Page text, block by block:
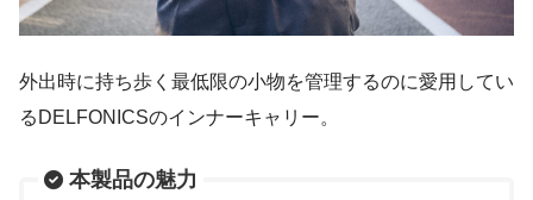
外出時に持ち歩く最低限の小物を管理するのに愛用してい
るDELFONICSのインナーキャリー。
本製品の魅力